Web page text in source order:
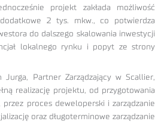
projekt zakłada możliwość
2 tys. mkw., co potwierdza
do dalszego skalowania inwestycji
lokalnego rynku i popyt ze strony
Jurga, Partner Zarządzający w Scallier,
realizację projektu, od przygotowania
przez proces deweloperski i zarządzanie
oraz długoterminowe zarządzanie